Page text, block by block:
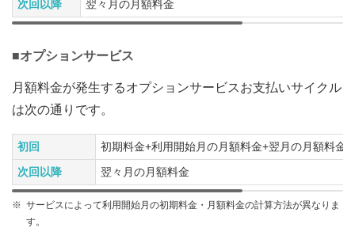
次回以降
翌々月の月額料金
■オプションサービス
月額料金が発生するオプションサービスお支払いサイクル
は次の通りです。
初回
初期料金+利用開始月の月額料金+翌月の月額料金
次回以降
翌々月の月額料金
※ サービスによって利用開始月の初期料金・月額料金の計算方法が異なりま
す。